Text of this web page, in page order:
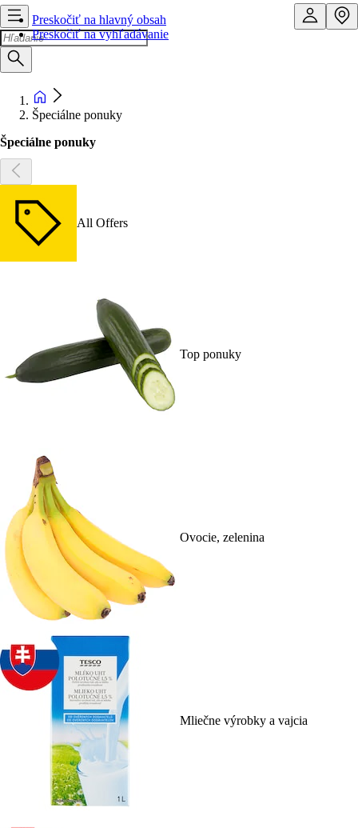
Preskočiť na hlavný obsah
Preskočiť na vyhľadávanie
Špeciálne ponuky
Špeciálne ponuky
All Offers
Top ponuky
Ovocie, zelenina
Mliečne výrobky a vajcia